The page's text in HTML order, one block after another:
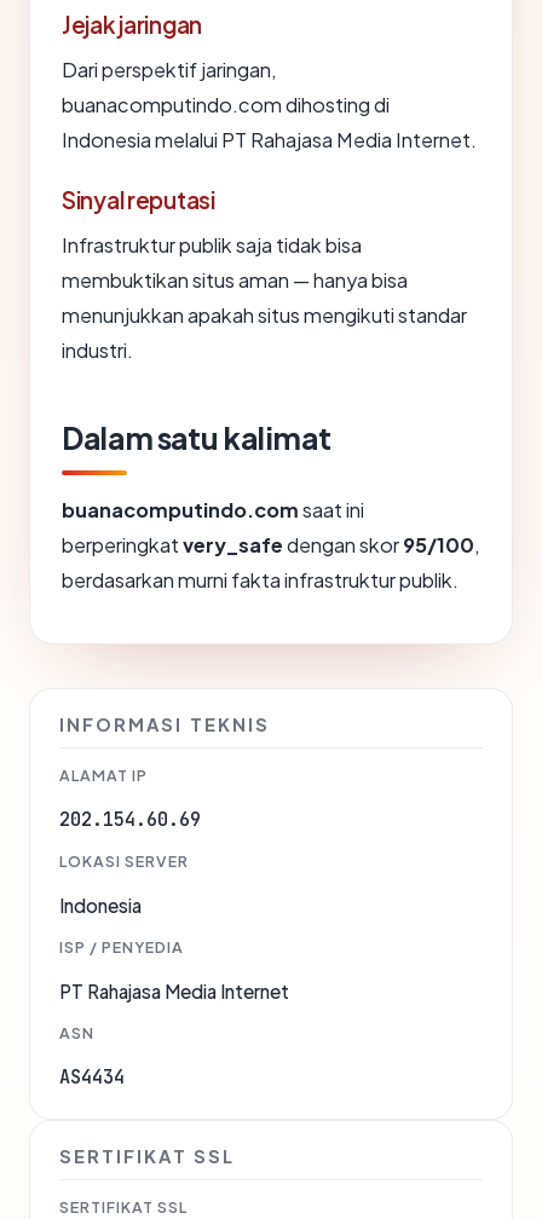
Jejak jaringan
Dari perspektif jaringan,
buanacomputindo.com dihosting di
Indonesia melalui PT Rahajasa Media Internet.
Sinyal reputasi
Infrastruktur publik saja tidak bisa
membuktikan situs aman — hanya bisa
menunjukkan apakah situs mengikuti standar
industri.
Dalam satu kalimat
buanacomputindo.comsaat ini
berperingkatvery_safedengan skor95/100,
berdasarkan murni fakta infrastruktur publik.
INFORMASI TEKNIS
ALAMAT IP
202.154.60.69
LOKASI SERVER
Indonesia
ISP / PENYEDIA
PT Rahajasa Media Internet
ASN
AS4434
SERTIFIKAT SSL
SERTIFIKAT SSL